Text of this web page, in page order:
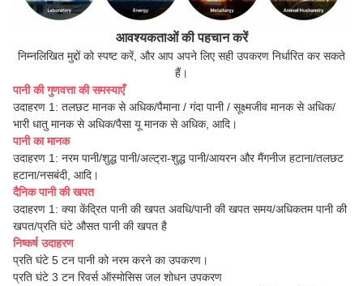
आवश्यकताओं की पहचान करें
निम्नलिखित मुद्दों को स्पष्ट करें, और आप अपने लिए सही उपकरण निर्धारित कर सकते
हैं।
पानी की गुणवत्ता की समस्याएँ
उदाहरण 1: तलछट मानक से अधिक/पैमाना / गंदा पानी / सूक्ष्मजीव मानक से अधिक/
भारी धातु मानक से अधिक/पैसा यू मानक से अधिक, आदि।
पानी का मानक
उदाहरण 1: नरम पानी/शुद्ध पानी/अल्ट्रा-शुद्ध पानी/आयरन और मैंगनीज हटाना/तलछट
हटाना/नसबंदी, आदि।
दैनिक पानी की खपत
उदाहरण 1: क्या केंद्रित पानी की खपत अवधि/पानी की खपत समय/अधिकतम पानी की
खपत/प्रति घंटे औसत पानी की खपत है
निष्कर्ष उदाहरण
प्रति घंटे 5 टन पानी को नरम करने का उपकरण।
प्रति घंटे 3 टन रिवर्स ऑस्मोसिस जल शोधन उपकरण